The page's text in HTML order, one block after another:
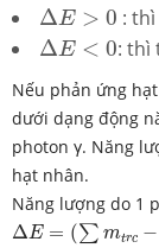
ΔE > 0
ΔE> 0
:
ΔE < 0
ΔE< 0 : thì
Nếu phản ứng
dưới dạng động
photon γ. Năng
hạt nhân.
Năng lượng do 1
ΔE = ( ∑ mtrc −
Δ E=(∑ mtrc m